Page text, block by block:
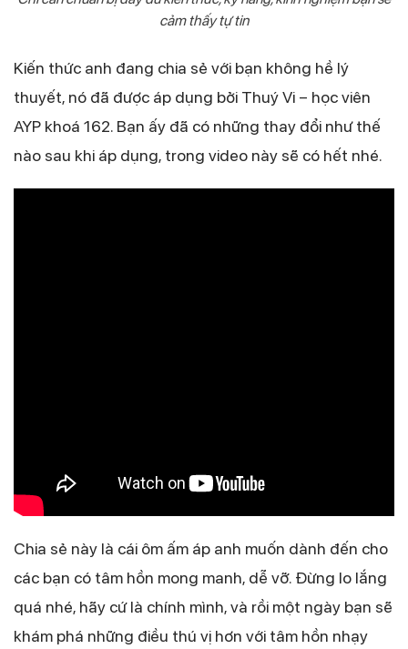
cảm thấy tự tin
Kiến thức anh đang chia sẻ với bạn không hề lý
thuyết, nó đã được áp dụng bởi Thuý Vi – học viên
AYP khoá 162. Bạn ấy đã có những thay đổi như thế
nào sau khi áp dụng, trong video này sẽ có hết nhé.
Chia sẻ này là cái ôm ấm áp anh muốn dành đến cho
các bạn có tâm hồn mong manh, dễ vỡ. Đừng lo lắng
quá nhé, hãy cứ là chính mình, và rồi một ngày bạn sẽ
khám phá những điều thú vị hơn với tâm hồn nhạy